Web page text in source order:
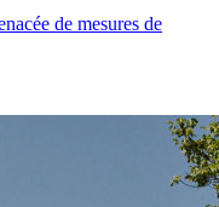
de mesures de